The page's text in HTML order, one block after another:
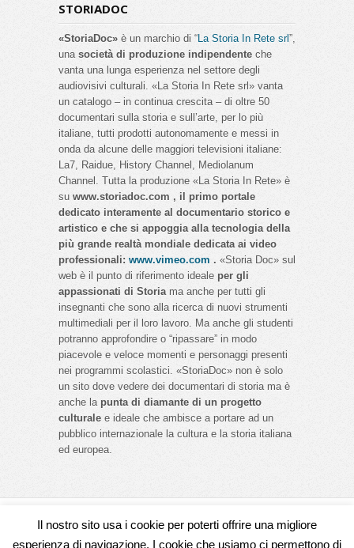
STORIADOC
«StoriaDoc» è un marchio di “La Storia In Rete srl ”,
una società di produzione indipendente che
vanta una lunga esperienza nel settore degli
audiovisivi culturali. «La Storia In Rete srl» vanta
un catalogo – in continua crescita – di oltre 50
documentari sulla storia e sull’arte, per lo più
italiane, tutti prodotti autonomamente e messi in
onda da alcune delle maggiori televisioni italiane:
La7, Raidue, History Channel, Mediolanum
Channel. Tutta la produzione «La Storia In Rete» è
su www.storiadoc.com , il primo portale
dedicato interamente al documentario storico e
artistico e che si appoggia alla tecnologia della
più grande realtà mondiale dedicata ai video
professionali: www.vimeo.com . «Storia Doc» sul
web è il punto di riferimento ideale per gli
appassionati di Storiama anche per tutti gli
insegnanti che sono alla ricerca di nuovi strumenti
multimediali per il loro lavoro. Ma anche gli studenti
potranno approfondire o “ripassare” in modo
piacevole e veloce momenti e personaggi presenti
nei programmi scolastici. «StoriaDoc» non è solo
un sito dove vedere dei documentari di storia ma è
anche la punta di diamante di un progetto
culturale e ideale che ambisce a portare ad un
pubblico internazionale la cultura e la storia italiana
ed europea.
Seguici su
Il nostro sito usa i cookie per poterti offrire una migliore
esperienza di navigazione. I cookie che usiamo ci permettono di